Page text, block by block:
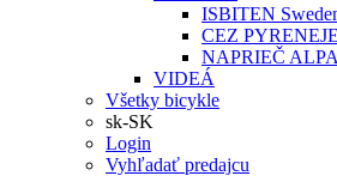
ISBITEN
CEZ
NAPRIEČ
VIDEÁ
Všetky bicykle
sk-SK
Login
Vyhľadať predajcu